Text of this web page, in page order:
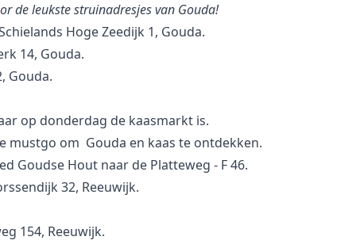
de leukste struinadresjes van Gouda!
Hoge Zeedijk 1, Gouda.
14, Gouda.
Gouda.
op donderdag de kaasmarkt is.
mustgo om Gouda en kaas te ontdekken.
Goudse Hout naar de Platteweg - F 46.
32, Reeuwijk.
154, Reeuwijk.